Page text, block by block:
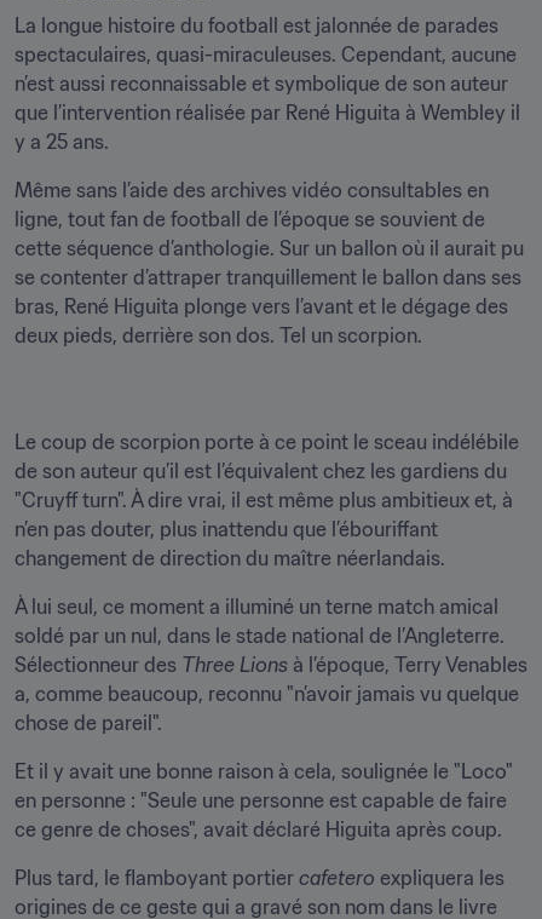
La longue histoire du football est jalonnée de parades
spectaculaires, quasi-miraculeuses. Cependant, aucune
n’est aussi reconnaissable et symbolique de son auteur
que l’intervention réalisée par René Higuita à Wembley il
y a 25 ans.
Même sans l’aide des archives vidéo consultables en
ligne, tout fan de football de l’époque se souvient de
cette séquence d’anthologie. Sur un ballon où il aurait pu
se contenter d’attraper tranquillement le ballon dans ses
bras, René Higuita plonge vers l’avant et le dégage des
deux pieds, derrière son dos. Tel un scorpion.
Le coup de scorpion porte à ce point le sceau indélébile
de son auteur qu’il est l’équivalent chez les gardiens du
"Cruyff turn". À dire vrai, il est même plus ambitieux et, à
n’en pas douter, plus inattendu que l’ébouriffant
changement de direction du maître néerlandais.
À lui seul, ce moment a illuminé un terne match amical
soldé par un nul, dans le stade national de l’Angleterre.
Sélectionneur des Three Lions à l’époque, Terry Venables
a, comme beaucoup, reconnu "n’avoir jamais vu quelque
chose de pareil".
Et il y avait une bonne raison à cela, soulignée le "Loco"
en personne : "Seule une personne est capable de faire
ce genre de choses", avait déclaré Higuita après coup.
Plus tard, le flamboyant portier cafetero expliquera les
origines de ce geste qui a gravé son nom dans le livre